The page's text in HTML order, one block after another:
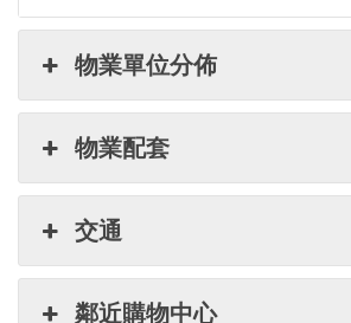
物業單位分佈
物業配套
交通
鄰近購物中心